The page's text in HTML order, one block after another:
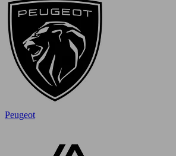
Peugeot